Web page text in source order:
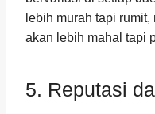
lebih murah tapi
akan lebih mahal tapi
5. Reputasi